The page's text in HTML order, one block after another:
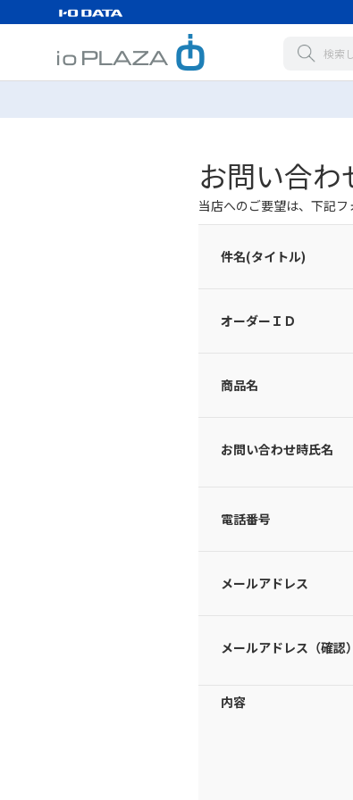
お問い合わ
当店へのご要望は、下記フ
件名(タイトル)
オーダーＩＤ
商品名
お問い合わせ時氏名
電話番号
メールアドレス
メールアドレス（確認）
内容